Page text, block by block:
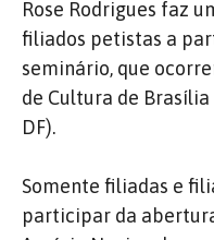
Rose Rodrigues faz
filiados petistas a
seminário, que
de Cultura de Brasília
DF).
Somente filiadas e
participar da